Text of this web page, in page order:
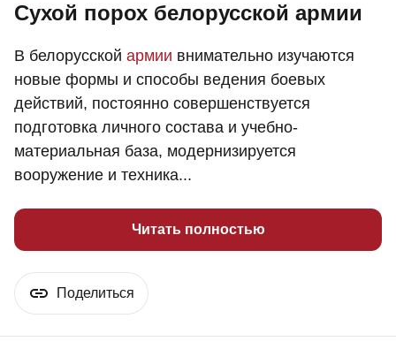
Сухой порох белорусской армии
В белорусской армии внимательно изучаются
новые формы и способы ведения боевых
действий, постоянно совершенствуется
подготовка личного состава и учебно-
материальная база, модернизируется
вооружение и техника...
Читать полностью
Поделиться